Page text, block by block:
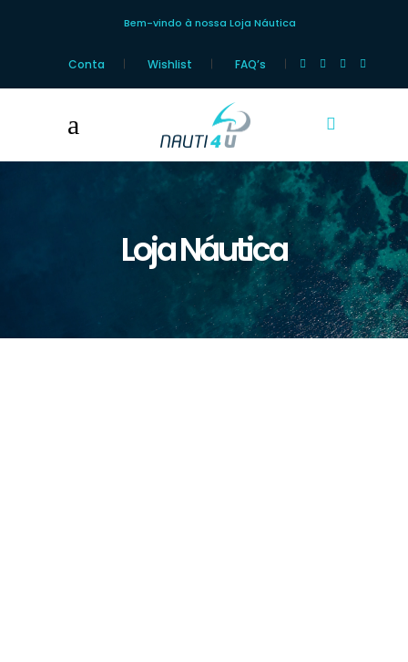
Bem-vindo à nossa Loja Náutica
Conta Wishlist FAQ’s
Loja Náutica